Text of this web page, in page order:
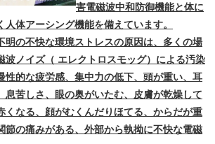
害電磁波中和防御機能と体に
体アーシング機能を備えています。
明の不快な環境ストレスの原因は、多くの場
波ノイズ（ エレクトロスモッグ）による汚染
性的な疲労感、集中力の低下、頭が重い、耳
息苦しさ、眼の奥がいたむ、皮膚が乾燥して
くなる、顔がむくんだりほてる、からだが重
節の痛みがある、外部から執拗に不快な電磁